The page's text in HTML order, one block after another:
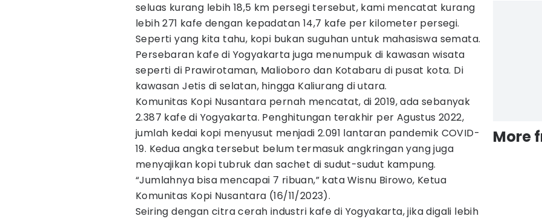
seluas kurang lebih 18,5 km persegi tersebut, kami mencatat kurang
lebih 271 kafe dengan kepadatan 14,7 kafe per kilometer persegi.
Seperti yang kita tahu, kopi bukan suguhan untuk mahasiswa semata.
Persebaran kafe di Yogyakarta juga menumpuk di kawasan wisata
seperti di Prawirotaman, Malioboro dan Kotabaru di pusat kota. Di
kawasan Jetis di selatan, hingga Kaliurang di utara.
Komunitas Kopi Nusantara pernah mencatat, di 2019, ada sebanyak
2.387 kafe di Yogyakarta. Penghitungan terakhir per Agustus 2022,
jumlah kedai kopi menyusut menjadi 2.091 lantaran pandemik COVID-
19. Kedua angka tersebut belum termasuk angkringan yang juga
menyajikan kopi tubruk dan sachet di sudut-sudut kampung.
“Jumlahnya bisa mencapai 7 ribuan,” kata Wisnu Birowo, Ketua
Komunitas Kopi Nusantara (16/11/2023).
Seiring dengan citra cerah industri kafe di Yogyakarta, jika digali lebih
More